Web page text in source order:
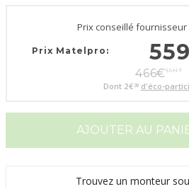
Prix conseillé fournisseur
Prix Matelpro:
466€66 HT
Dont 2€ 30 d'éco-
AJOUTER AU
Trouvez un monteur